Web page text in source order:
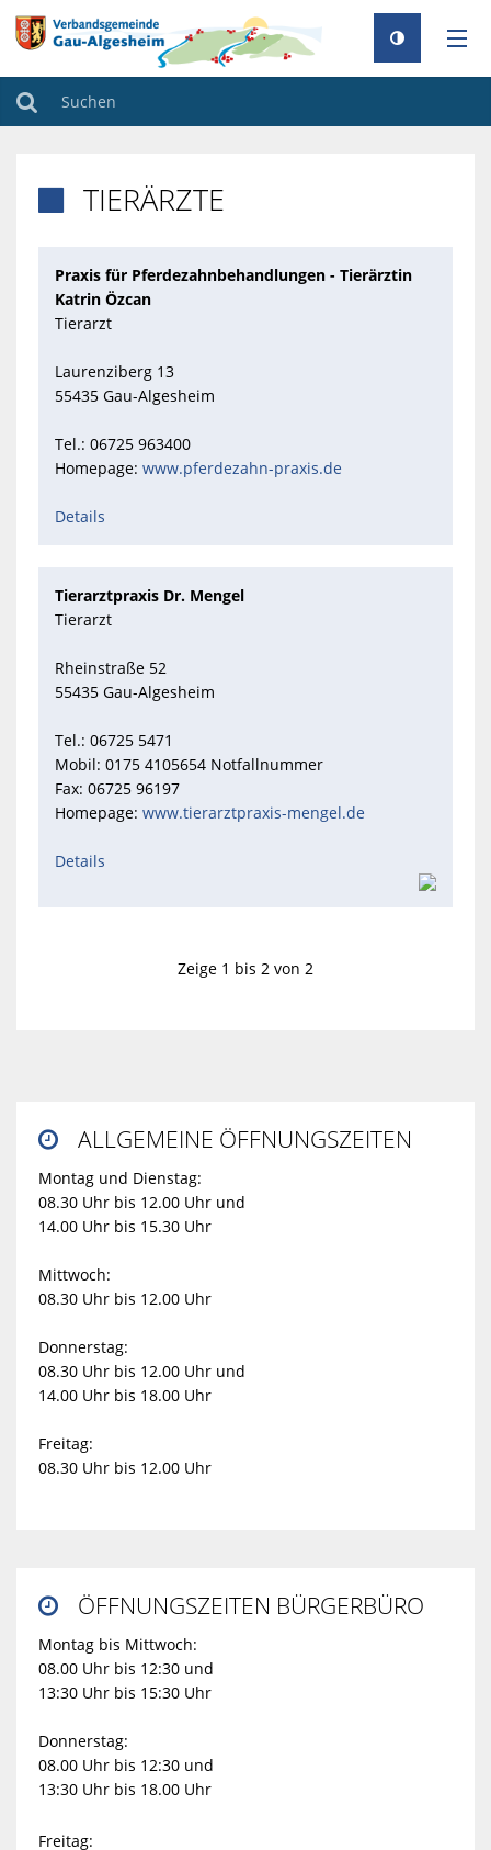
AKTUELLES
GEMEINDEN
FAMILIE & BILDUNG
BAUEN & WOHNEN
TIERÄRZTE
Praxis für Pferdezahnbehandlungen - Tierärztin
Katrin Özcan
Tierarzt
Laurenziberg 13
55435 Gau-Algesheim
Tel.: 06725 963400
Homepage: www.pferdezahn-praxis.de
Details
Tierarztpraxis Dr. Mengel
Tierarzt
Rheinstraße 52
55435 Gau-Algesheim
Tel.: 06725 5471
Mobil: 0175 4105654 Notfallnummer
Fax: 06725 96197
Homepage: www.tierarztpraxis-mengel.de
Details
Zeige 1 bis 2 von 2
 ALLGEMEINE ÖFFNUNGSZEITEN
Montag und Dienstag:
08.30 Uhr bis 12.00 Uhr und
14.00 Uhr bis 15.30 Uhr
Mittwoch:
08.30 Uhr bis 12.00 Uhr
Donnerstag:
08.30 Uhr bis 12.00 Uhr und
14.00 Uhr bis 18.00 Uhr
Freitag:
08.30 Uhr bis 12.00 Uhr
 ÖFFNUNGSZEITEN BÜRGERBÜRO
Montag bis Mittwoch:
08.00 Uhr bis 12:30 und
13:30 Uhr bis 15:30 Uhr
Donnerstag:
08.00 Uhr bis 12:30 und
13:30 Uhr bis 18.00 Uhr
Freitag: